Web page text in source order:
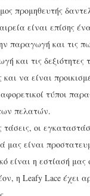
προμηθευτής
είναι επίσης
παραγωγή και τις
και τις
και να είναι
τύποι
πελατών.
οι
μας είναι
είναι η εστίασή
η Leafy Lace έχει